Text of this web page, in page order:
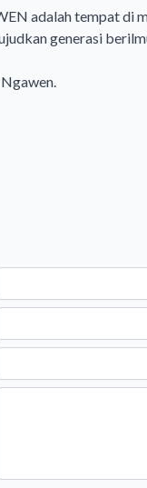
adalah tempat di
generasi